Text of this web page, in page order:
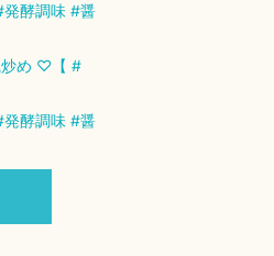
酵調味 #醤
炒め ♡【 #
酵調味 #醤